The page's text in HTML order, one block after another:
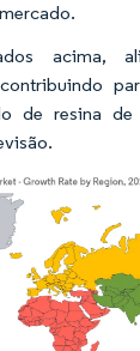
acima,
de resina